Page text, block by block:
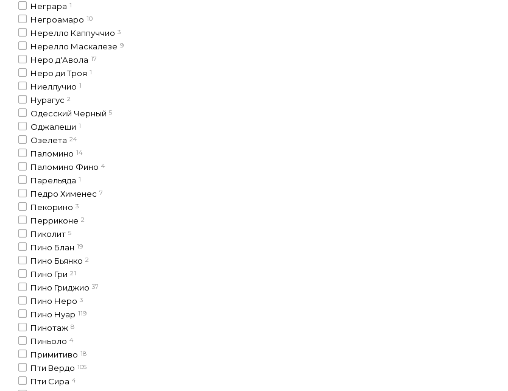
Неграра 1
Негроамаро 10
Нерелло Каппуччио 3
Нерелло Маскалезе 9
Неро д'Авола 17
Неро ди Троя 1
Ниеллучио 1
Нурагус 2
Одесский Черный 5
Оджалеши 1
Озелета 24
Паломино 14
Паломино Фино 4
Парельяда 1
Педро Хименес 7
Пекорино 3
Перриконе 2
Пиколит 5
Пино Блан 19
Пино Бьянко 2
Пино Гри 21
Пино Гриджио 37
Пино Неро 3
Пино Нуар 119
Пинотаж 8
Пиньоло 4
Примитиво 18
Пти Вердо 105
Пти Сира 4